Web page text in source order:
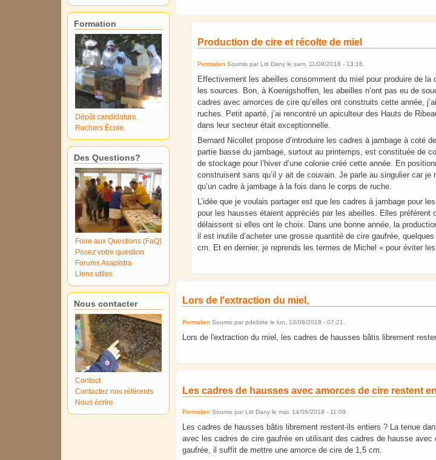
Production de cire et récolte de miel
Permalien Soumis parLitt Dany lesam, 11/08/2018 - 13:16
Effectivement les abeilles consomment du miel pour produire de
les sources. Bon, à Koenigshoffen, les abeilles n’ont pas eu de
cadres avec amorces de cire qu’elles ont construits cette année,
ruches. Petit aparté, j’ai rencontré un apiculteur des Hauts de
dans leur secteur était exceptionnelle.
Bernard Nicollet propose d’introduire les cadres à jambage à coté
partie basse du jambage, surtout au printemps, est constituée de
de stockage pour l’hiver d’une colonie créé cette année. En
construisent sans qu’il y ait de couvain. Je parle au singulier car je
qu’un cadre à jambage à la fois dans le corps de ruche.
L’idée que je voulais partager est que les cadres à jambage pour
pour les hausses étaient appréciés par les abeilles. Elles préfèrent
délaissent si elles ont le choix. Dans une bonne année, la
il est inutile d’acheter une grosse quantité de cire gaufrée,
cm. Et en dernier, je reprends les termes de Michel « pour éviter
Lors de l'extraction du miel,
Permalien Soumis parpdebitte lelun, 13/08/2018 - 07:21
Lors de l'extraction du miel, les cadres de hausses bâtis librement
Les cadres de hausses avec amorces de cire restent
Permalien Soumis parLitt Dany lemar, 14/08/2018 - 11:09.
Les cadres de hausses bâtis librement restent-ils entiers ? La tenue
avec les cadres de cire gaufrée en utilisant des cadres de hausse
gaufrée, il suffit de mettre une amorce de cire de 1,5 cm.
Formation
Dépôt candidature.
Ruchers École.
Des Questions?
Foire aux Questions (FaQ)
Posez votre question
Forums Asapistra
Liens utiles
Nous contacter
Contact
Contactez nos référents
Nous écrire